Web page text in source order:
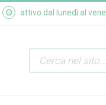
attivo dal lunedì al